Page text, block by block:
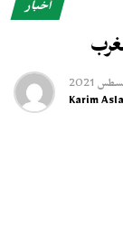
أخبار
Karim